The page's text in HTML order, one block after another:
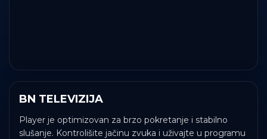
BN TELEVIZIJA
Player je optimizovan za brzo pokretanje i stabilno
slušanje. Kontrolišite jačinu zvuka i uživajte u programu